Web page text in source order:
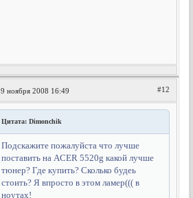
9 ноября 2008 16:49 #12
Цитата: Dimonchik
Подскажите пожалуйста что лучше
поставить на ACER 5520g какой лучше
тюнер? Где купить? Сколько будеь
стоить? Я впросто в этом ламер((( в
ноутах!